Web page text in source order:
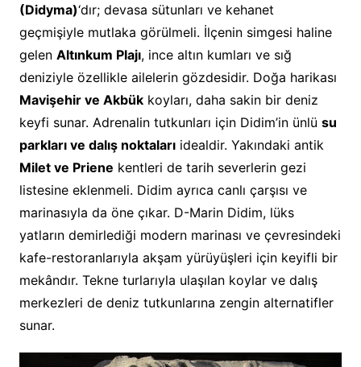
(Didyma)‘dır; devasa sütunları ve kehanet
geçmişiyle mutlaka görülmeli. İlçenin simgesi haline
gelen Altınkum Plajı, ince altın kumları ve sığ
deniziyle özellikle ailelerin gözdesidir. Doğa harikası
Mavişehir ve Akbükkoyları, daha sakin bir deniz
keyfi sunar. Adrenalin tutkunları için Didim’in ünlü su
parkları ve dalış noktalarıidealdir. Yakındaki antik
Milet ve Priene kentleri de tarih severlerin gezi
listesine eklenmeli. Didim ayrıca canlı çarşısı ve
marinasıyla da öne çıkar. D-Marin Didim, lüks
yatların demirlediği modern marinası ve çevresindeki
kafe-restoranlarıyla akşam yürüyüşleri için keyifli bir
mekândır. Tekne turlarıyla ulaşılan koylar ve dalış
merkezleri de deniz tutkunlarına zengin alternatifler
sunar.